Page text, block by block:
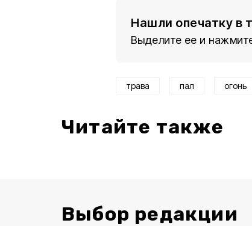
Нашли опечатку в
Выделите ее и
трава пал огонь
Читайте также
Выбор редакции